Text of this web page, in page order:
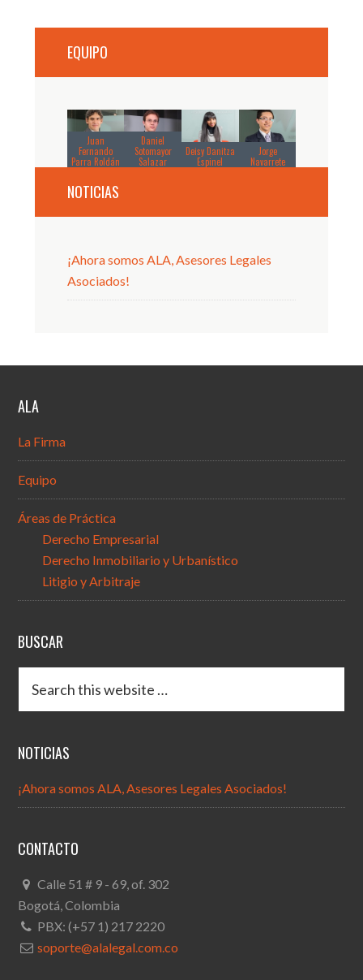
EQUIPO
Juan
Fernando
Parra Roldán
Daniel
Sotomayor
Salazar
Deisy Danitza
Espinel
Jorge
Navarrete
NOTICIAS
¡Ahora somos ALA, Asesores Legales
Asociados!
ALA
La Firma
Equipo
Áreas de Práctica
Derecho Empresarial
Derecho Inmobiliario y Urbanístico
Litigio y Arbitraje
BUSCAR
NOTICIAS
¡Ahora somos ALA, Asesores Legales Asociados!
CONTACTO
Calle 51 # 9 - 69, of. 302
Bogotá, Colombia
PBX: (+57 1) 217 2220
soporte@alalegal.com.co